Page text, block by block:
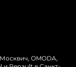
OMODA,